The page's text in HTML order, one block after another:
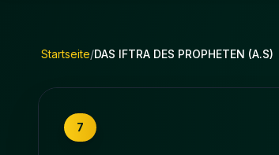
Startseite/DAS IFTRA DES PROPHETEN (A.S)
7